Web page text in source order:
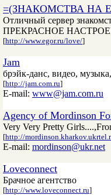
=(ЗНАКОМСТВА НА
Отличный сервер
ПРЕКРАСНОЕ
[http://www.egor.ru/love/]
Jam
брэйк-данс, видео,
[http://jam.com.ru]
E-mail: www@jam.com.ru
Agency of Mordinson
Very Very Pretty
[http://
E-mail: mordinson@ukr.net
Loveconnect
Брачное агентство
[http://www.loveconnect.ru]